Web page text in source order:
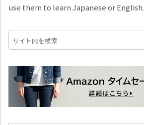
use them to learn Japanese or English.